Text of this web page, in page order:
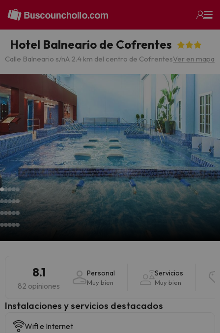
Hotel Balneario de Cofrentes
Calle Balneario s/nA 2.4 km del centro de CofrentesVer en mapa
8.1
82 opiniones
Personal
Muy bien
Servicios
Muy bien
Instalaciones y servicios destacados
Wifi e Internet